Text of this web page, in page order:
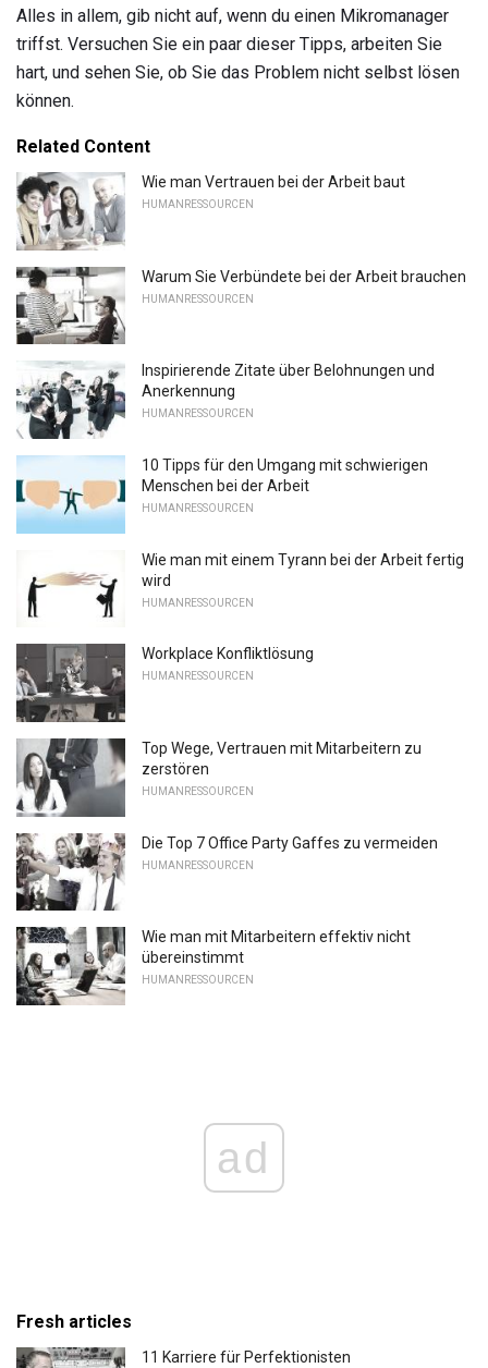
Alles in allem, gib nicht auf, wenn du einen Mikromanager
triffst. Versuchen Sie ein paar dieser Tipps, arbeiten Sie
hart, und sehen Sie, ob Sie das Problem nicht selbst lösen
können.
Related Content
Wie man Vertrauen bei der Arbeit baut
HUMANRESSOURCEN
Warum Sie Verbündete bei der Arbeit brauchen
HUMANRESSOURCEN
Inspirierende Zitate über Belohnungen und
Anerkennung
HUMANRESSOURCEN
10 Tipps für den Umgang mit schwierigen
Menschen bei der Arbeit
HUMANRESSOURCEN
Wie man mit einem Tyrann bei der Arbeit fertig
wird
HUMANRESSOURCEN
Workplace Konfliktlösung
HUMANRESSOURCEN
Top Wege, Vertrauen mit Mitarbeitern zu
zerstören
HUMANRESSOURCEN
Die Top 7 Office Party Gaffes zu vermeiden
HUMANRESSOURCEN
Wie man mit Mitarbeitern effektiv nicht
übereinstimmt
HUMANRESSOURCEN
ad
Fresh articles
11 Karriere für Perfektionisten